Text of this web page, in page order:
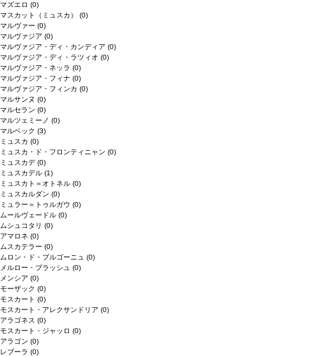
マズエロ (0)
マスカット（ミュスカ） (0)
マルヴァー (0)
マルヴァジア (0)
マルヴァジア・ディ・カンディア (0)
マルヴァジア・ディ・ラツィオ (0)
マルヴァジア・ネッラ (0)
マルヴァジア・フィナ (0)
マルヴァジア・フィンカ (0)
マルサンヌ (0)
マルセラン (0)
マルツェミーノ (0)
マルベック (3)
ミュスカ (0)
ミュスカ・ド・フロンティニャン (0)
ミュスカデ(0)
ミュスカデル (1)
ミュスカト＝オトネル (0)
ミュスカルダン (0)
ミュラー＝トゥルガウ (0)
ムールヴェードル (0)
ムシュコタリ (0)
アマロネ (0)
ムスカテラー (0)
ムロン・ド・ブルゴーニュ (0)
メルロー・ブラッシュ (0)
メンシア (0)
モーザック (0)
モスカート (0)
モスカート・アレクサンドリア (0)
アラゴネス (0)
モスカート・ジャッロ (0)
アラゴン (0)
レブーラ (0)